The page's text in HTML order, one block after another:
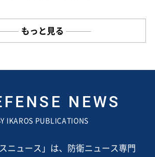
もっと見る
NEWS
IKAROS PUBLICATIONS
ニュース」は、防衛ニュース専門